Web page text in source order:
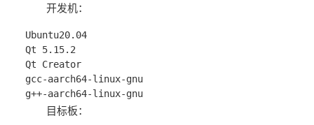
开发机：
Ubuntu20.04
Qt 5.15.2
Qt Creator
gcc-aarch64-linux-gnu
g++-aarch64-linux-gnu
目标板：